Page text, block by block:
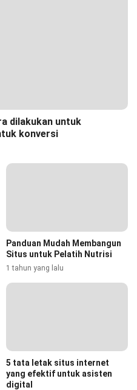
dilakukan untuk
konversi
Panduan Mudah Membangun
Situs untuk Pelatih Nutrisi
1 tahun yang lalu
5 tata letak situs internet
yang efektif untuk asisten
digital